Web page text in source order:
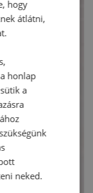
hogy
átlátni,
honlap
a
neked.